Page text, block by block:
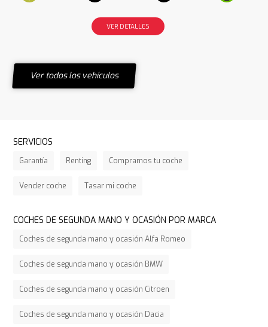
VER DETALLES
Ver todos los vehículos
SERVICIOS
Garantía Renting Compramos tu coche
Vender coche Tasar mi coche
COCHES DE SEGUNDA MANO Y OCASIÓN POR MARCA
Coches de segunda mano y ocasión Alfa Romeo
Coches de segunda mano y ocasión BMW
Coches de segunda mano y ocasión Citroen
Coches de segunda mano y ocasión Dacia